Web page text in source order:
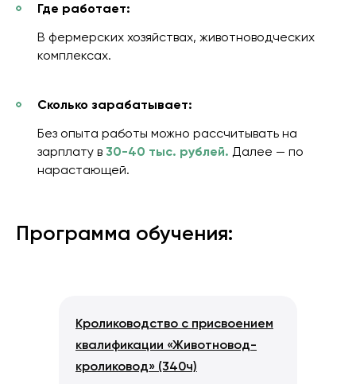
Где работает:
В фермерских хозяйствах, животноводческих
комплексах.
Сколько зарабатывает:
Без опыта работы можно рассчитывать на
зарплату в 30-40 тыс. рублей. Далее — по
нарастающей.
Программа обучения:
Кролиководство с присвоением
квалификации «Животновод-
кроликовод» (340ч)